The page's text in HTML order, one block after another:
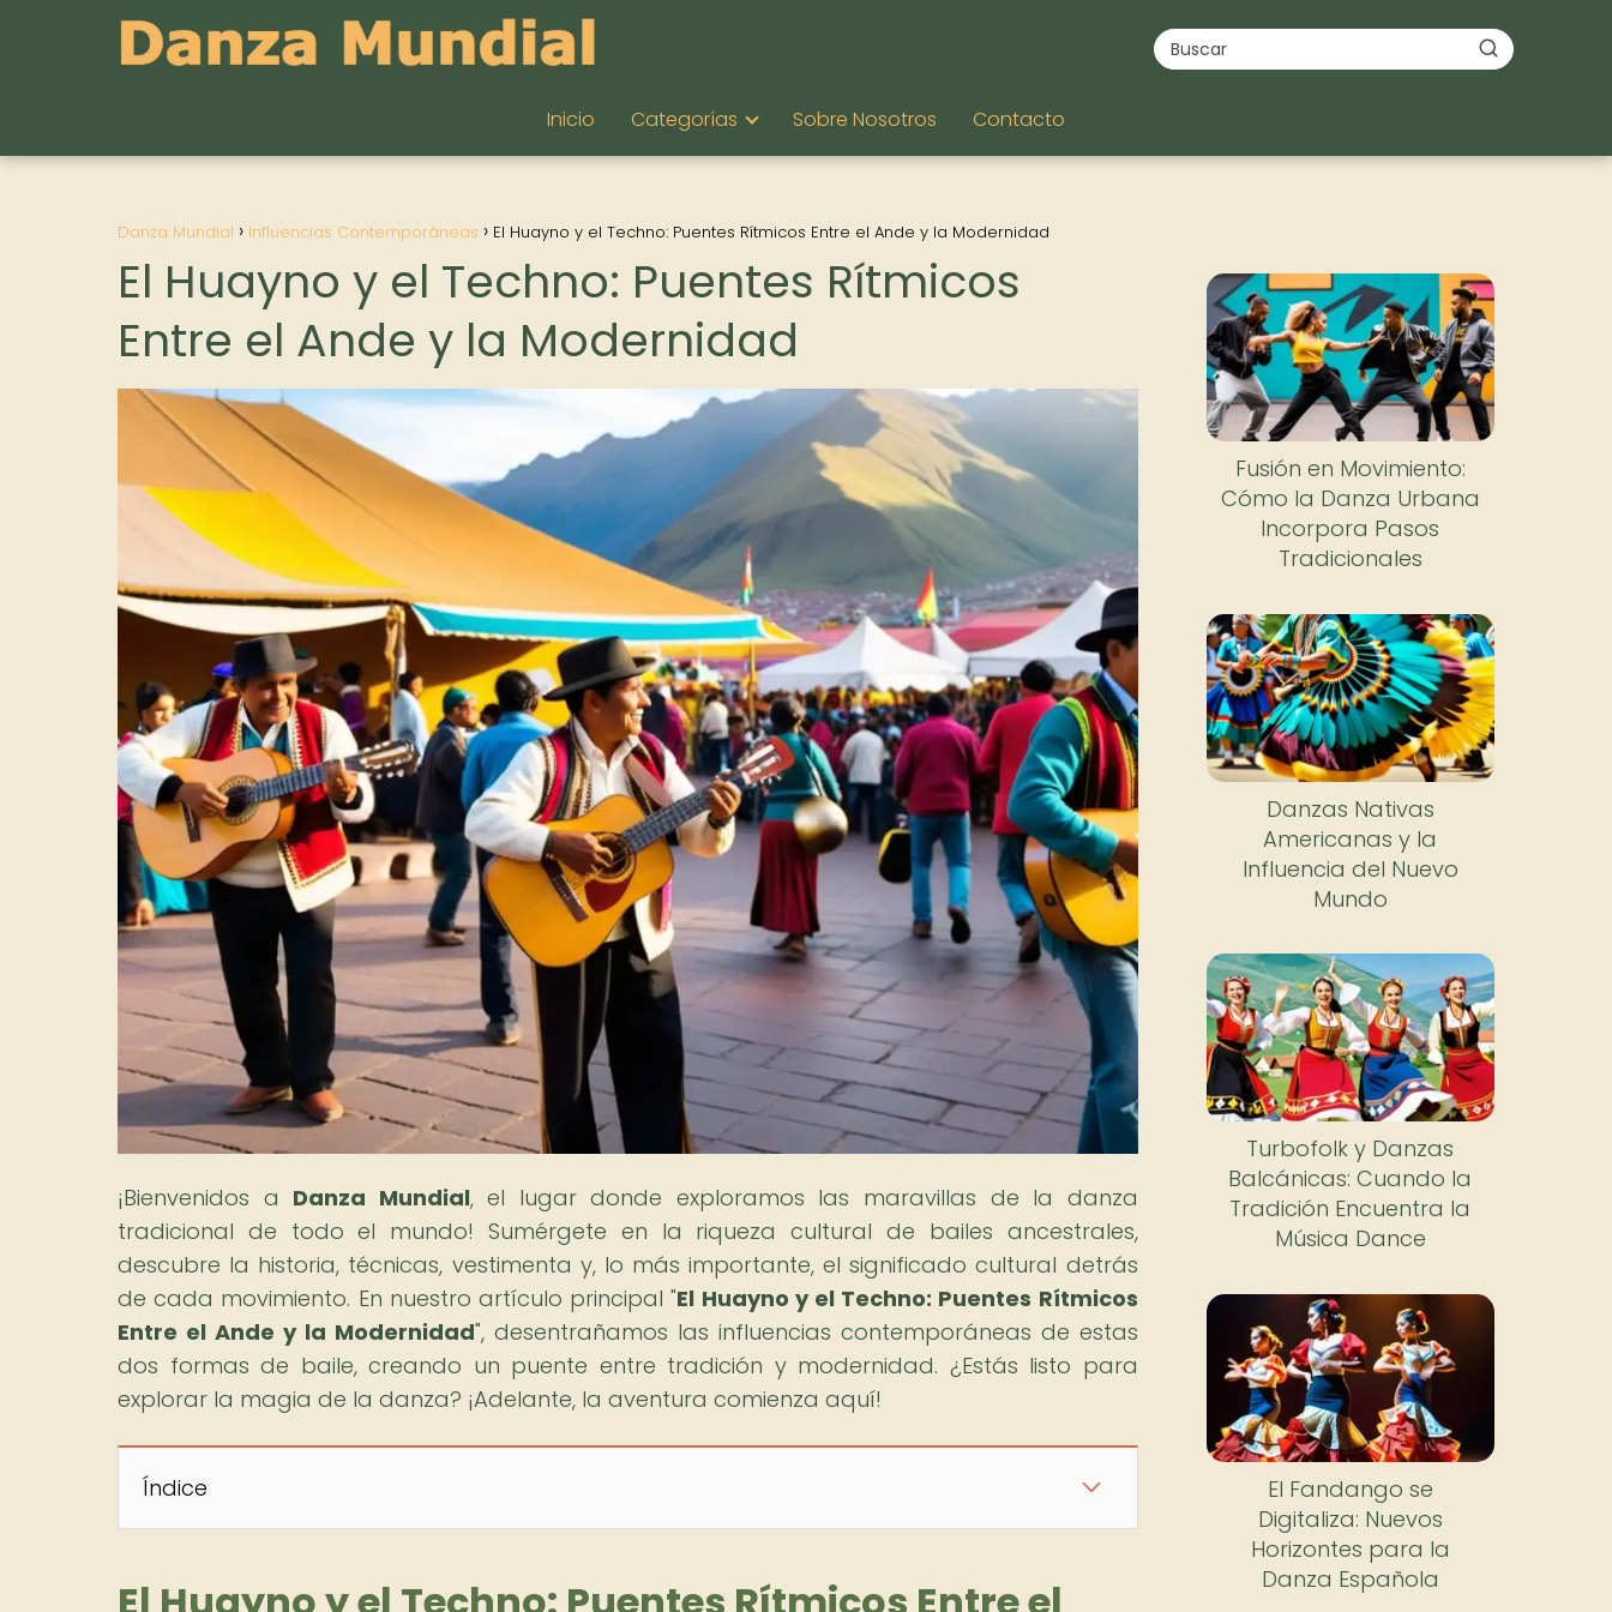
Inicio Categorías Sobre Nosotros Contacto
Danza Mundial Influencias Contemporáneas El Huayno y el Techno: Puentes Rítmicos Entre el Ande y la Modernidad
El Huayno y el Techno: Puentes Rítmicos
Entre el Ande y la Modernidad
¡Bienvenidos a Danza Mundial, el lugar donde exploramos las maravillas de la danza
tradicional de todo el mundo! Sumérgete en la riqueza cultural de bailes ancestrales,
descubre la historia, técnicas, vestimenta y, lo más importante, el significado cultural detrás
de cada movimiento. En nuestro artículo principal "El Huayno y el Techno: Puentes Rítmicos
Entre el Ande y la Modernidad", desentrañamos las influencias contemporáneas de estas
dos formas de baile, creando un puente entre tradición y modernidad. ¿Estás listo para
explorar la magia de la danza? ¡Adelante, la aventura comienza aquí!
Índice
Fusión en Movimiento:
Cómo la Danza Urbana
Incorpora Pasos
Tradicionales
Danzas Nativas
Americanas y la
Influencia del Nuevo
Mundo
Turbofolk y Danzas
Balcánicas: Cuando la
Tradición Encuentra la
Música Dance
El Fandango se
Digitaliza: Nuevos
Horizontes para la
Danza Española